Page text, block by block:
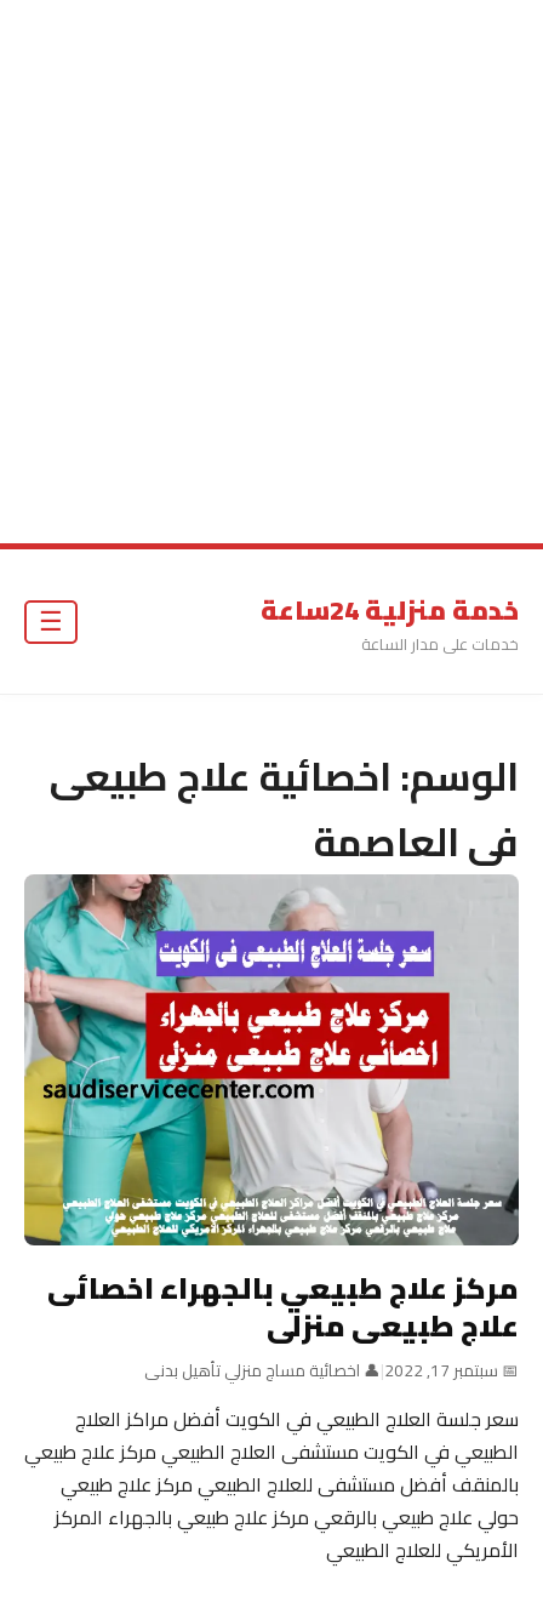
خدمة منزلية 24ساعة
خدمات على مدار الساعة
☰
الوسم:اخصائية علاج طبيعى
فى العاصمة
مركز علاج طبيعي بالجهراء اخصائى
علاج طبيعى منزلى
📅 سبتمبر 17, 2022 |👤 اخصائية مساج منزلي تأهيل بدنى
سعر جلسة العلاج الطبيعي في الكويت أفضل مراكز العلاج
الطبيعي في الكويت مستشفى العلاج الطبيعي مركز علاج طبيعي
بالمنقف أفضل مستشفى للعلاج الطبيعي مركز علاج طبيعي
حولي علاج طبيعي بالرقعي مركز علاج طبيعي بالجهراء المركز
الأمريكي للعلاج الطبيعي